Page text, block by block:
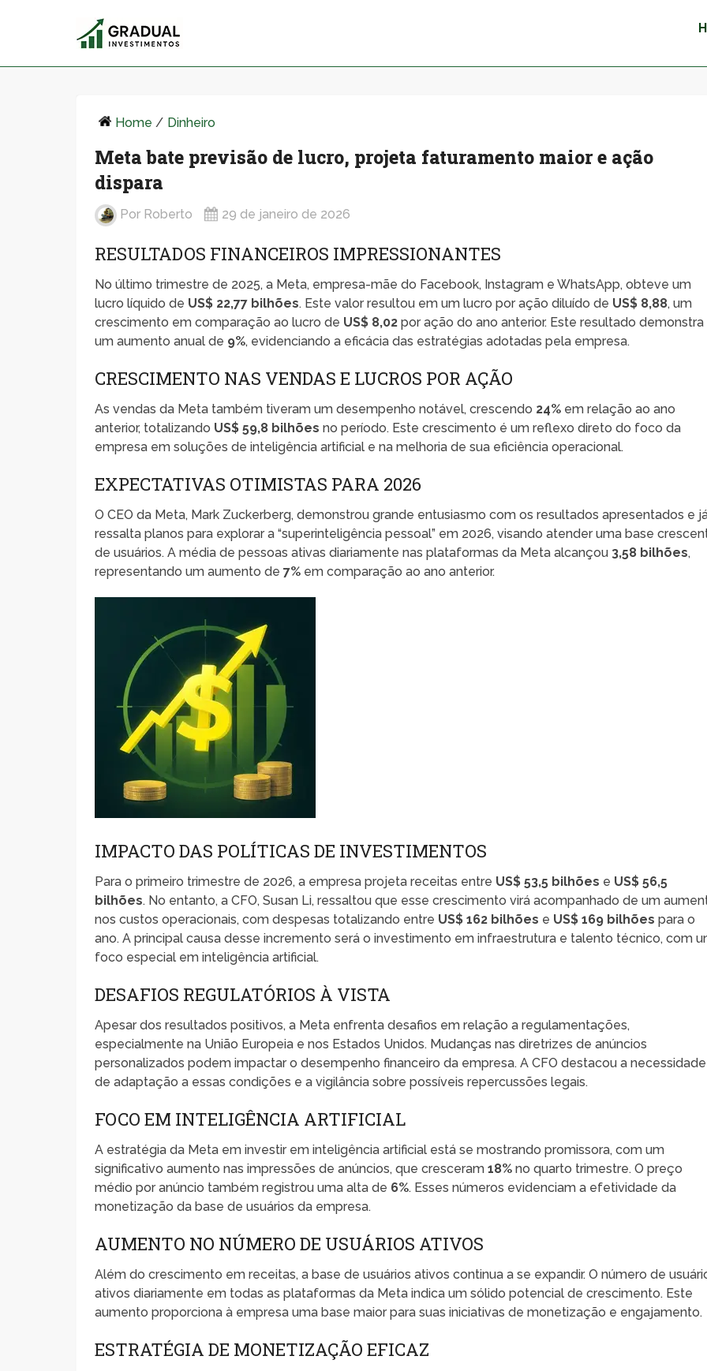
Home / Dinheiro
Meta bate previsão de lucro, projeta faturamento maior e ação
dispara
Por Roberto 29 de janeiro de 2026
RESULTADOS FINANCEIROS IMPRESSIONANTES
No último trimestre de 2025, a Meta, empresa-mãe do Facebook, Instagram e WhatsApp, obteve um
lucro líquido de US$ 22,77 bilhões. Este valor resultou em um lucro por ação diluído de US$ 8,88, um
crescimento em comparação ao lucro de US$ 8,02 por ação do ano anterior. Este resultado demonstra
um aumento anual de 9%, evidenciando a eficácia das estratégias adotadas pela empresa.
CRESCIMENTO NAS VENDAS E LUCROS POR AÇÃO
As vendas da Meta também tiveram um desempenho notável, crescendo 24% em relação ao ano
anterior, totalizando US$ 59,8 bilhões no período. Este crescimento é um reflexo direto do foco da
empresa em soluções de inteligência artificial e na melhoria de sua eficiência operacional.
EXPECTATIVAS OTIMISTAS PARA 2026
O CEO da Meta, Mark Zuckerberg, demonstrou grande entusiasmo com os resultados apresentados e
ressalta planos para explorar a “superinteligência pessoal” em 2026, visando atender uma base
de usuários. A média de pessoas ativas diariamente nas plataformas da Meta alcançou 3,58 bilhões,
representando um aumento de7% em comparação ao ano anterior.
IMPACTO DAS POLÍTICAS DE INVESTIMENTOS
Para o primeiro trimestre de 2026, a empresa projeta receitas entre US$ 53,5 bilhões e US$ 56,5
bilhões. No entanto, a CFO, Susan Li, ressaltou que esse crescimento virá acompanhado de um
nos custos operacionais, com despesas totalizando entre US$ 162 bilhões e US$ 169 bilhões para o
ano. A principal causa desse incremento será o investimento em infraestrutura e talento técnico, com
foco especial em inteligência artificial.
DESAFIOS REGULATÓRIOS À VISTA
Apesar dos resultados positivos, a Meta enfrenta desafios em relação a regulamentações,
especialmente na União Europeia e nos Estados Unidos. Mudanças nas diretrizes de anúncios
personalizados podem impactar o desempenho financeiro da empresa. A CFO destacou a necessidade
de adaptação a essas condições e a vigilância sobre possíveis repercussões legais.
FOCO EM INTELIGÊNCIA ARTIFICIAL
A estratégia da Meta em investir em inteligência artificial está se mostrando promissora, com um
significativo aumento nas impressões de anúncios, que cresceram18% no quarto trimestre. O preço
médio por anúncio também registrou uma alta de 6%. Esses números evidenciam a efetividade da
monetização da base de usuários da empresa.
AUMENTO NO NÚMERO DE USUÁRIOS ATIVOS
Além do crescimento em receitas, a base de usuários ativos continua a se expandir. O número de
ativos diariamente em todas as plataformas da Meta indica um sólido potencial de crescimento. Este
aumento proporciona à empresa uma base maior para suas iniciativas de monetização e engajamento.
ESTRATÉGIA DE MONETIZAÇÃO EFICAZ